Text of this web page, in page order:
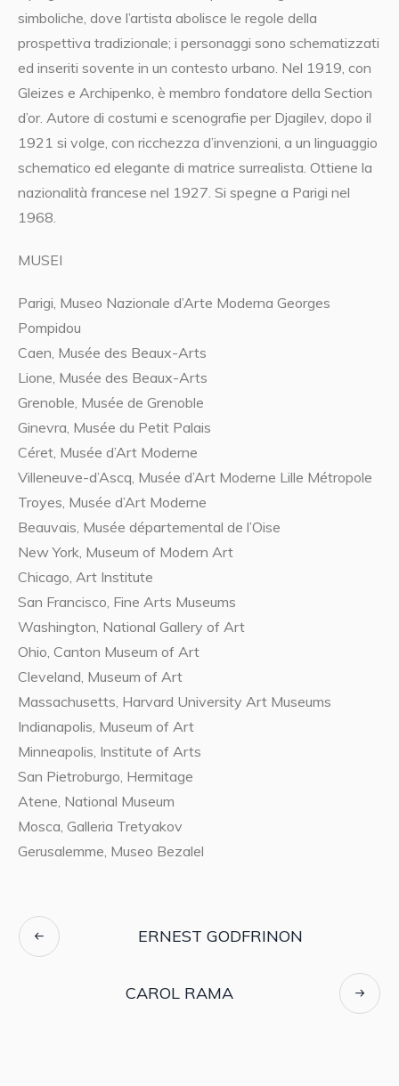
simboliche, dove l’artista abolisce le regole della
prospettiva tradizionale; i personaggi sono schematizzati
ed inseriti sovente in un contesto urbano. Nel 1919, con
Gleizes e Archipenko, è membro fondatore della Section
d’or. Autore di costumi e scenografie per Djagilev, dopo il
1921 si volge, con ricchezza d’invenzioni, a un linguaggio
schematico ed elegante di matrice surrealista. Ottiene la
nazionalità francese nel 1927. Si spegne a Parigi nel
1968.
MUSEI
Parigi, Museo Nazionale d’Arte Moderna Georges
Pompidou
Caen, Musée des Beaux-Arts
Lione, Musée des Beaux-Arts
Grenoble, Musée de Grenoble
Ginevra, Musée du Petit Palais
Céret, Musée d’Art Moderne
Villeneuve-d’Ascq, Musée d’Art Moderne Lille Métropole
Troyes, Musée d’Art Moderne
Beauvais, Musée départemental de l’Oise
New York, Museum of Modern Art
Chicago, Art Institute
San Francisco, Fine Arts Museums
Washington, National Gallery of Art
Ohio, Canton Museum of Art
Cleveland, Museum of Art
Massachusetts, Harvard University Art Museums
Indianapolis, Museum of Art
Minneapolis, Institute of Arts
San Pietroburgo, Hermitage
Atene, National Museum
Mosca, Galleria Tretyakov
Gerusalemme, Museo Bezalel
ERNEST GODFRINON
CAROL RAMA